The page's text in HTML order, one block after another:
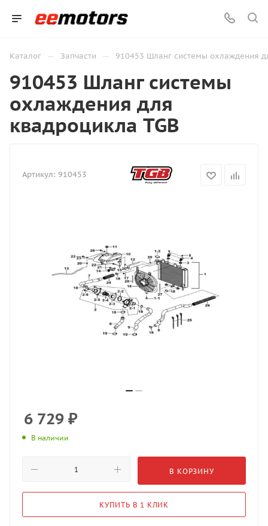
Каталог — Запчасти — 910453 Шланг системы охлаждения
910453 Шланг системы
охлаждения для
квадроцикла TGB
Артикул: 910453
6 729 ₽
В наличии
В КОРЗИНУ
КУПИТЬ В 1 КЛИК